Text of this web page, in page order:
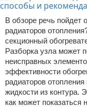
В обзоре речь пойдет
радиаторов
секционный
Разборка узла может
неисправных
эффективности
радиаторов
жидкости из контура.
как может показаться